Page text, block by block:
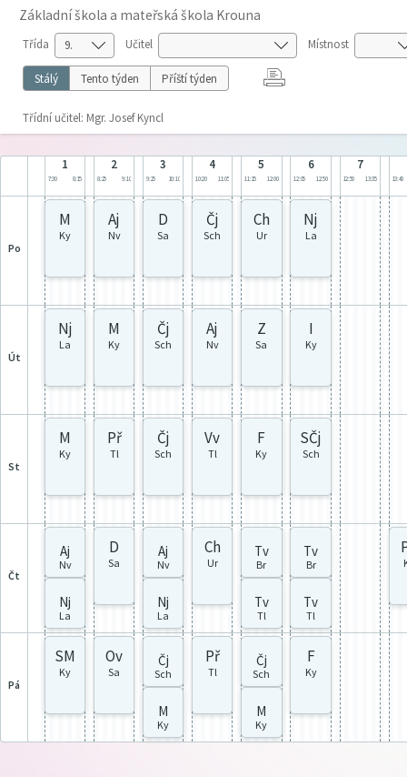
Základní škola a mateřská škola Krouna
Třída Učitel Místnost
Stálý Tento týden Příští týden
Třídní učitel: Mgr. Josef Kyncl
1
7:30 8:15
2
8:25 9:10
3
9:25 10:10
4
10:20 11:05
5
11:15 12:00
6
12:05 12:50
7
12:50 13:35 13:40
po
M
Ky
Aj
Nv
D
Sa
Čj
Sch
Ch
Ur
Nj
La
út
Nj
La
M
Ky
Čj
Sch
Aj
Nv
Z
Sa
I
Ky
st
M
Ky
Př
Tl
Čj
Sch
Vv
Tl
F
Ky
SČj
Sch
čt
Aj
Nv
Nj
La
D
Sa
Aj
Nv
Nj
La
Ch
Ur
Tv
Br
Tv
Tl
Tv
Br
Tv
Tl
pá
SM
Ky
Ov
Sa
Čj
Sch
M
Ky
Př
Tl
Čj
Sch
M
Ky
F
Ky